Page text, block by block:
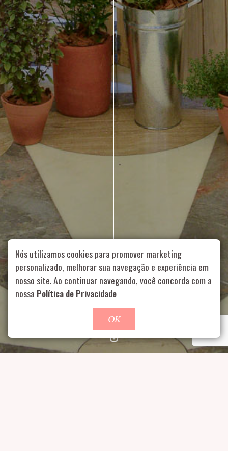
Rua Aurélia, 1714 – Vila Romana, São Paulo – SP | 55 11
99178-5848
contato@nucleofood.com
Role para continar
Nós utilizamos cookies para promover marketing
personalizado, melhorar sua navegação e experiência em
nosso site. Ao continuar navegando, você concorda com a
nossa Política de Privacidade
OK